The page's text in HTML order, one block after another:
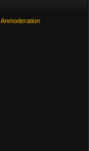
Anmoderation